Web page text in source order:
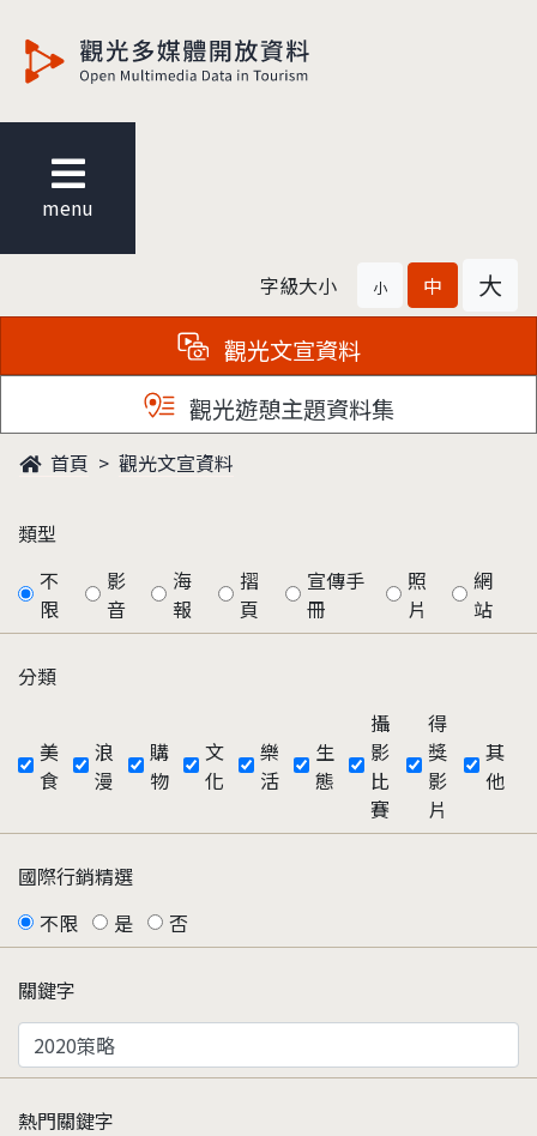
menu
字級大小 小 中 大
觀光文宣資料
觀光遊憩主題資料集
首頁 觀光文宣資料
類型
不
限
影
音
海
報
摺
頁
宣傳手
冊
照
片
網
站
分類
美
食
浪
漫
購
物
文
化
樂
活
生
態
攝
影
比
賽
得
獎
影
片
其
他
國際行銷精選
不限
是 否
關鍵字
熱門關鍵字